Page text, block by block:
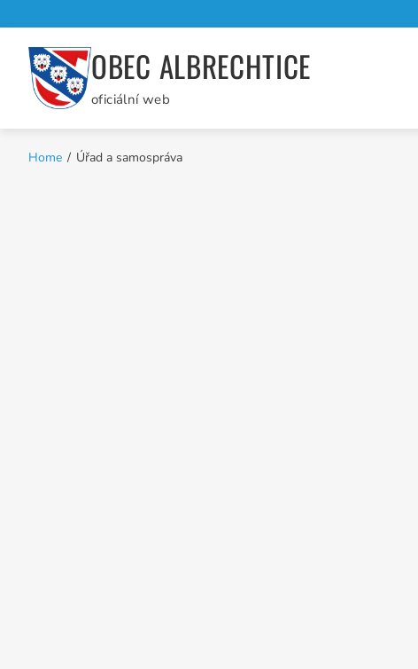
content
OBEC ALBRECHTICE
oficiální web
Home Úřad a samospráva